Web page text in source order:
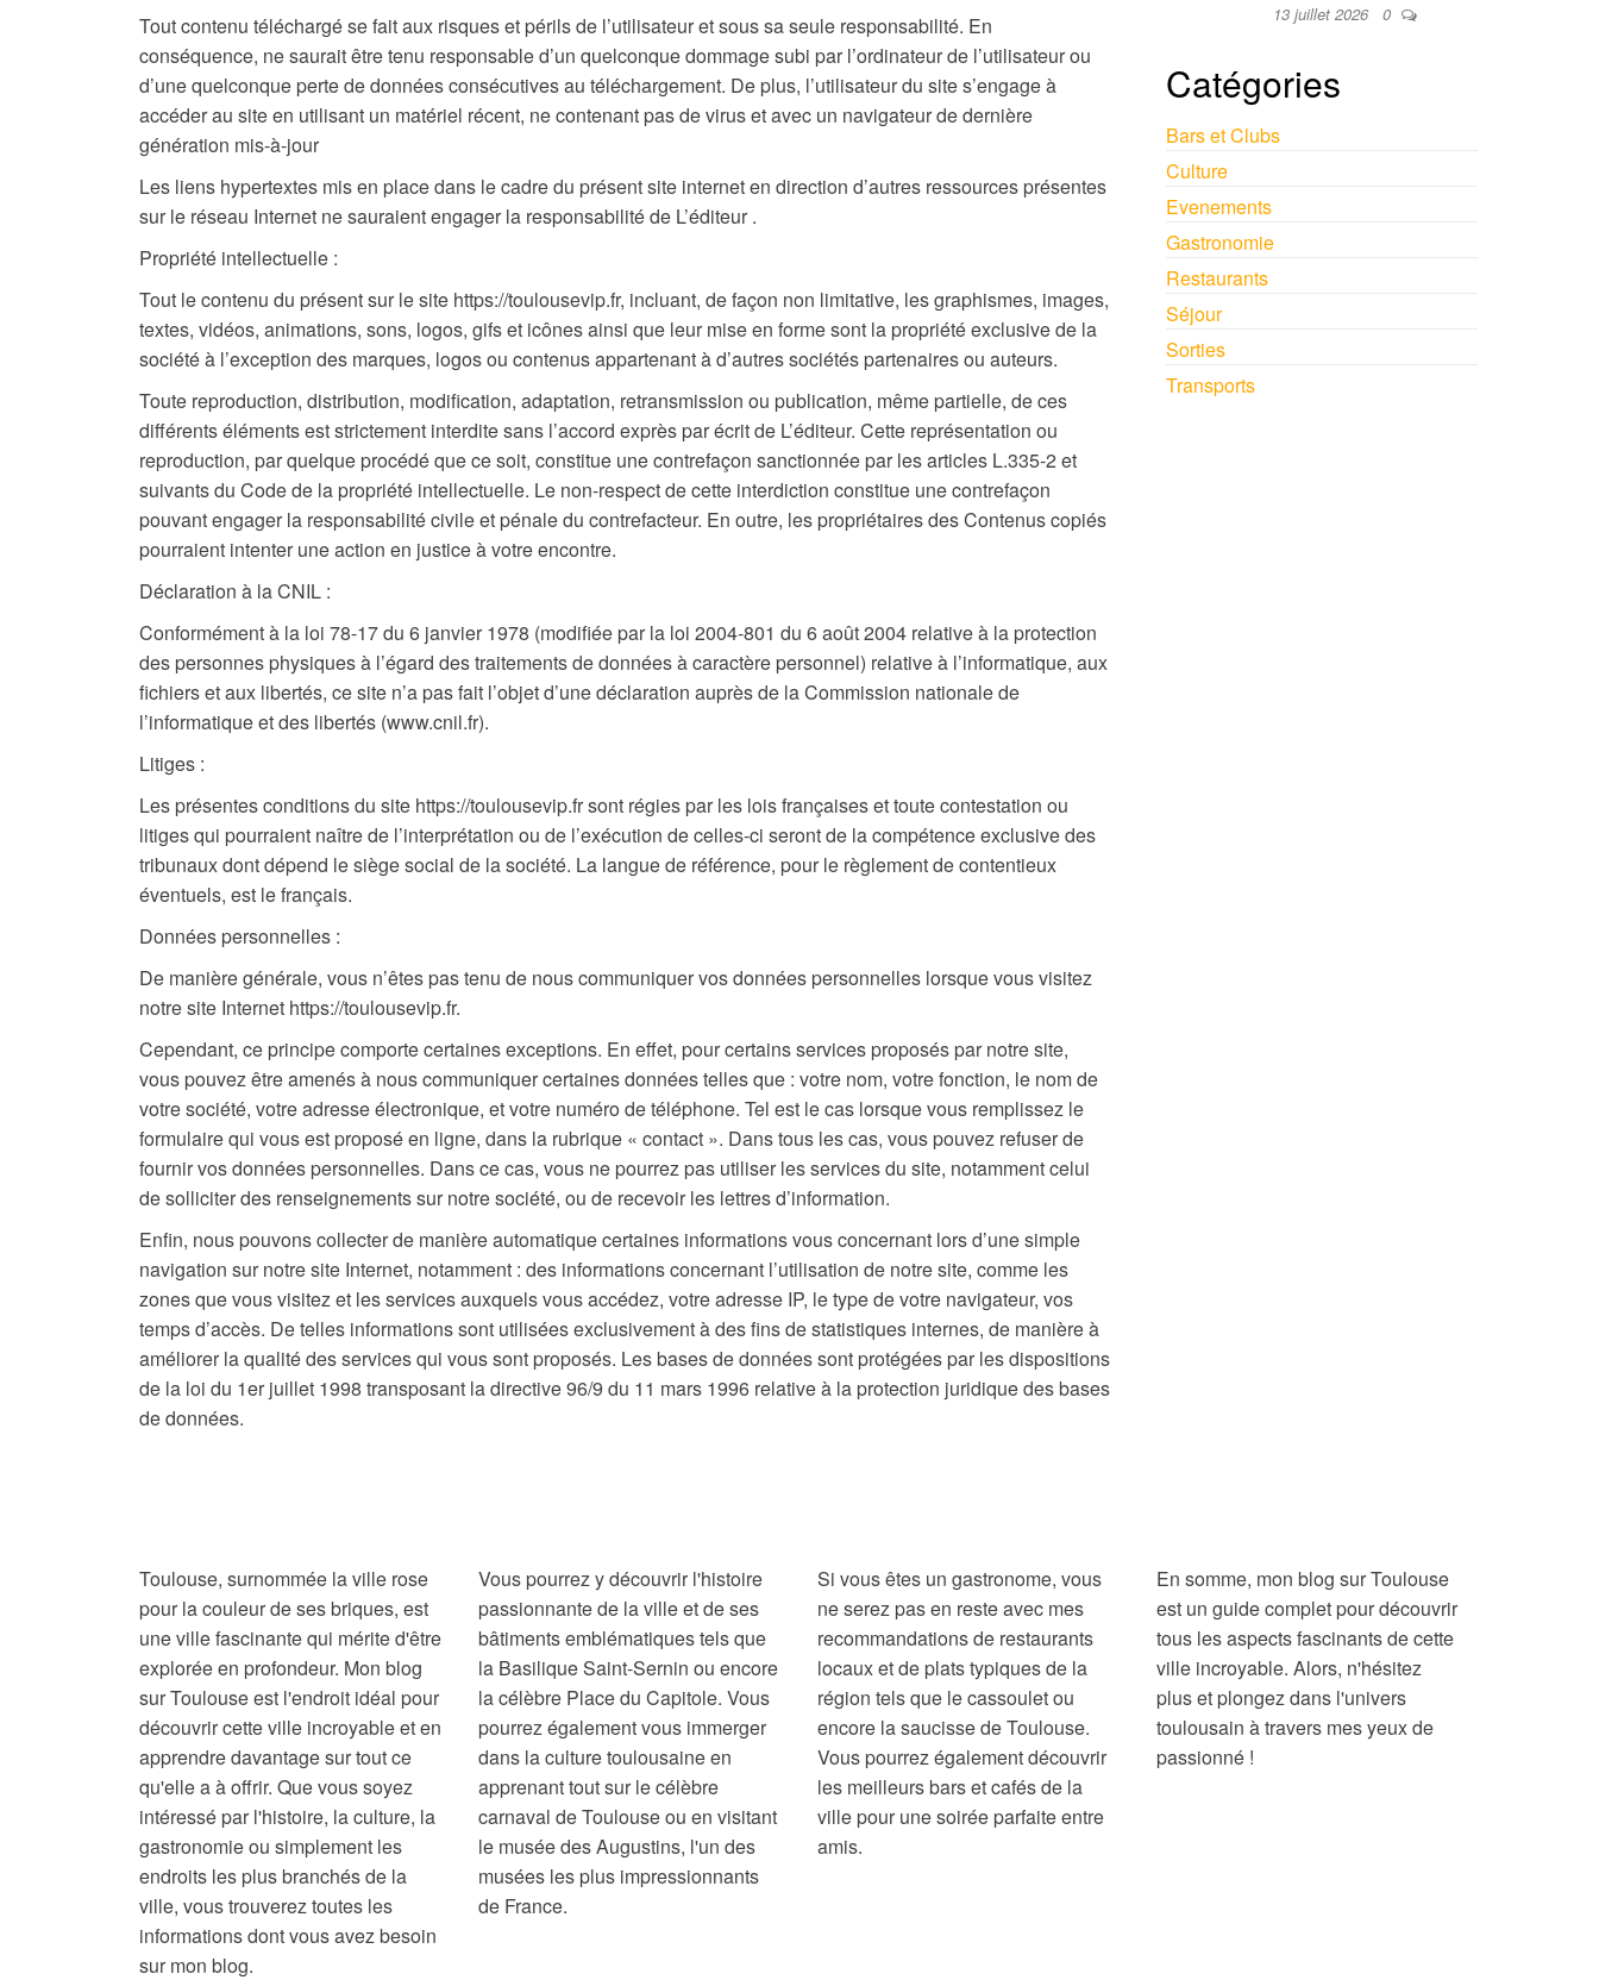
Tout contenu téléchargé se fait aux risques et périls de l’utilisateur et sous sa seule responsabilité. En
conséquence, ne saurait être tenu responsable d’un quelconque dommage subi par l’ordinateur de l’utilisateur ou
d’une quelconque perte de données consécutives au téléchargement. De plus, l’utilisateur du site s’engage à
accéder au site en utilisant un matériel récent, ne contenant pas de virus et avec un navigateur de dernière
génération mis-à-jour
Les liens hypertextes mis en place dans le cadre du présent site internet en direction d’autres ressources présentes
sur le réseau Internet ne sauraient engager la responsabilité de L’éditeur .
Propriété intellectuelle :
Tout le contenu du présent sur le site https://toulousevip.fr, incluant, de façon non limitative, les graphismes, images,
textes, vidéos, animations, sons, logos, gifs et icônes ainsi que leur mise en forme sont la propriété exclusive de la
société à l’exception des marques, logos ou contenus appartenant à d’autres sociétés partenaires ou auteurs.
Toute reproduction, distribution, modification, adaptation, retransmission ou publication, même partielle, de ces
différents éléments est strictement interdite sans l’accord exprès par écrit de L’éditeur. Cette représentation ou
reproduction, par quelque procédé que ce soit, constitue une contrefaçon sanctionnée par les articles L.335-2 et
suivants du Code de la propriété intellectuelle. Le non-respect de cette interdiction constitue une contrefaçon
pouvant engager la responsabilité civile et pénale du contrefacteur. En outre, les propriétaires des Contenus copiés
pourraient intenter une action en justice à votre encontre.
Déclaration à la CNIL :
Conformément à la loi 78-17 du 6 janvier 1978 (modifiée par la loi 2004-801 du 6 août 2004 relative à la protection
des personnes physiques à l’égard des traitements de données à caractère personnel) relative à l’informatique, aux
fichiers et aux libertés, ce site n’a pas fait l’objet d’une déclaration auprès de la Commission nationale de
l’informatique et des libertés (www.cnil.fr).
Litiges :
Les présentes conditions du site https://toulousevip.fr sont régies par les lois françaises et toute contestation ou
litiges qui pourraient naître de l’interprétation ou de l’exécution de celles-ci seront de la compétence exclusive des
tribunaux dont dépend le siège social de la société. La langue de référence, pour le règlement de contentieux
éventuels, est le français.
Données personnelles :
De manière générale, vous n’êtes pas tenu de nous communiquer vos données personnelles lorsque vous visitez
notre site Internet https://toulousevip.fr.
Cependant, ce principe comporte certaines exceptions. En effet, pour certains services proposés par notre site,
vous pouvez être amenés à nous communiquer certaines données telles que : votre nom, votre fonction, le nom de
votre société, votre adresse électronique, et votre numéro de téléphone. Tel est le cas lorsque vous remplissez le
formulaire qui vous est proposé en ligne, dans la rubrique « contact ». Dans tous les cas, vous pouvez refuser de
fournir vos données personnelles. Dans ce cas, vous ne pourrez pas utiliser les services du site, notamment celui
de solliciter des renseignements sur notre société, ou de recevoir les lettres d’information.
Enfin, nous pouvons collecter de manière automatique certaines informations vous concernant lors d’une simple
navigation sur notre site Internet, notamment : des informations concernant l’utilisation de notre site, comme les
zones que vous visitez et les services auxquels vous accédez, votre adresse IP, le type de votre navigateur, vos
temps d’accès. De telles informations sont utilisées exclusivement à des fins de statistiques internes, de manière à
améliorer la qualité des services qui vous sont proposés. Les bases de données sont protégées par les dispositions
de la loi du 1er juillet 1998 transposant la directive 96/9 du 11 mars 1996 relative à la protection juridique des bases
de données.
13 juillet 2026 0
Catégories
Bars et Clubs
Culture
Evenements
Gastronomie
Restaurants
Séjour
Sorties
Transports
Toulouse, surnommée la ville rose
pour la couleur de ses briques, est
une ville fascinante qui mérite d'être
explorée en profondeur. Mon blog
sur Toulouse est l'endroit idéal pour
découvrir cette ville incroyable et en
apprendre davantage sur tout ce
qu'elle a à offrir. Que vous soyez
intéressé par l'histoire, la culture, la
gastronomie ou simplement les
endroits les plus branchés de la
ville, vous trouverez toutes les
informations dont vous avez besoin
sur mon blog.
Vous pourrez y découvrir l'histoire
passionnante de la ville et de ses
bâtiments emblématiques tels que
la Basilique Saint-Sernin ou encore
la célèbre Place du Capitole. Vous
pourrez également vous immerger
dans la culture toulousaine en
apprenant tout sur le célèbre
carnaval de Toulouse ou en visitant
le musée des Augustins, l'un des
musées les plus impressionnants
de France.
Si vous êtes un gastronome, vous
ne serez pas en reste avec mes
recommandations de restaurants
locaux et de plats typiques de la
région tels que le cassoulet ou
encore la saucisse de Toulouse.
Vous pourrez également découvrir
les meilleurs bars et cafés de la
ville pour une soirée parfaite entre
amis.
En somme, mon blog sur Toulouse
est un guide complet pour découvrir
tous les aspects fascinants de cette
ville incroyable. Alors, n'hésitez
plus et plongez dans l'univers
toulousain à travers mes yeux de
passionné !